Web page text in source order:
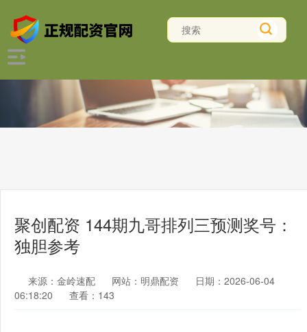
聚创配资 144期九哥排列三预测奖号：
独胆参考
来源：金岭速配 网站：明鼎配资
日期：2026-06-04
06:18:20
查看：143